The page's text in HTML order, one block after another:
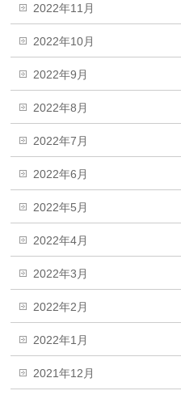
2022年11月
2022年10月
2022年9月
2022年8月
2022年7月
2022年6月
2022年5月
2022年4月
2022年3月
2022年2月
2022年1月
2021年12月